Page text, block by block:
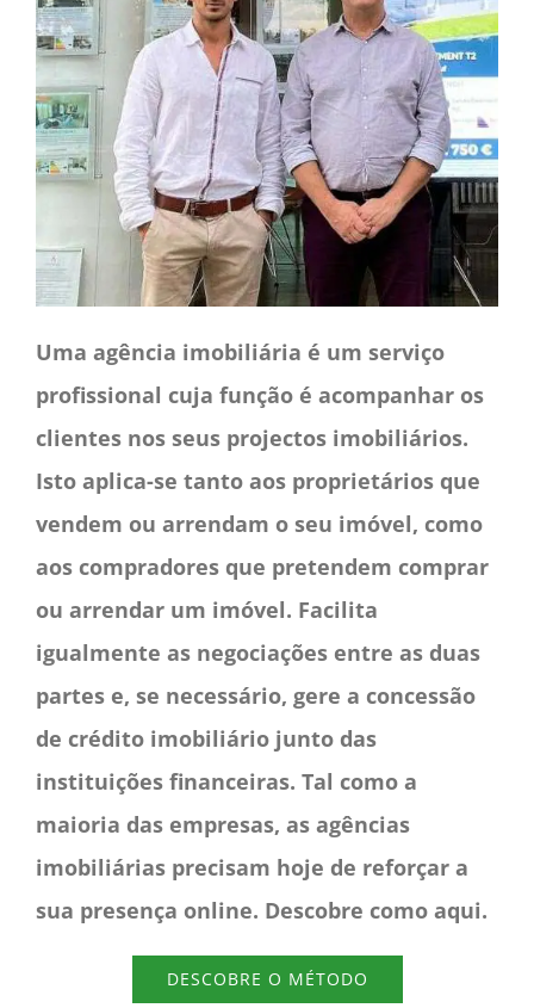
Português
Uma agência imobiliária é um serviço
profissional cuja função é acompanhar os
clientes nos seus projectos imobiliários.
Isto aplica-se tanto aos proprietários que
vendem ou arrendam o seu imóvel, como
aos compradores que pretendem comprar
ou arrendar um imóvel. Facilita
igualmente as negociações entre as duas
partes e, se necessário, gere a concessão
de crédito imobiliário junto das
instituições financeiras. Tal como a
maioria das empresas, as agências
imobiliárias precisam hoje de reforçar a
sua presença online. Descobre como aqui.
DESCOBRE O MÉTODO